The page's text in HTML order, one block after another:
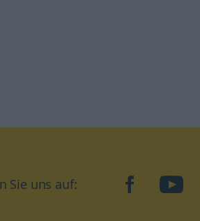
Sie uns auf: facebook